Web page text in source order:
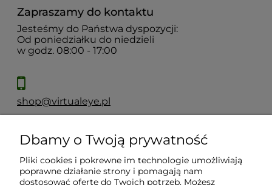
Zapraszamy do kontaktu
Jesteśmy do Państwa dyspozycji:
Od poniedziałku do niedzieli
w godz. 08:00 - 17:00
shop@virtualeye.pl
Moje konto
Płatności i dostawa
Dbamy o Twoją prywatność
Pliki cookies i pokrewne im technologie umożliwiają
poprawne działanie strony i pomagają nam
dostosować ofertę do Twoich potrzeb. Możesz